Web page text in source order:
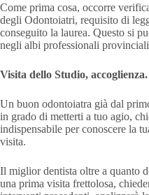
Come prima cosa, occorre
degli Odontoiatri, requisito di
conseguito la laurea. Questo si
negli albi professionali
Visita dello Studio, accoglienza.
Un buon odontoiatra già dal
in grado di metterti a tuo agio,
indispensabile per conoscere la
visita.
Il miglior dentista oltre a quanto
una prima visita frettolosa,